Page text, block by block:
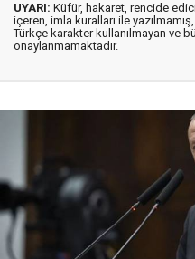
UYARI: Küfür, hakaret, rencide
içeren, imla kuralları ile yazılmamış,
Türkçe karakter kullanılmayan ve
onaylanmamaktadır.